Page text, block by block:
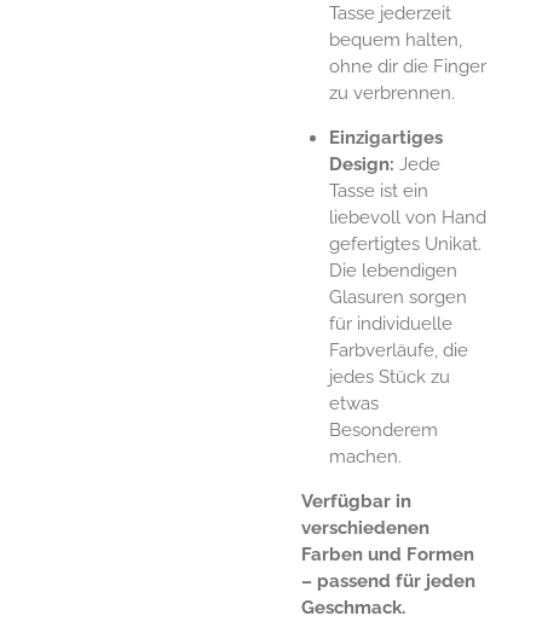
Tasse jederzeit
bequem halten,
ohne dir die Finger
zu verbrennen.
Einzigartiges
Design: Jede
Tasse ist ein
liebevoll von Hand
gefertigtes Unikat.
Die lebendigen
Glasuren sorgen
für individuelle
Farbverläufe, die
jedes Stück zu
etwas
Besonderem
machen.
Verfügbar in
verschiedenen
Farben und Formen
– passend für jeden
Geschmack.